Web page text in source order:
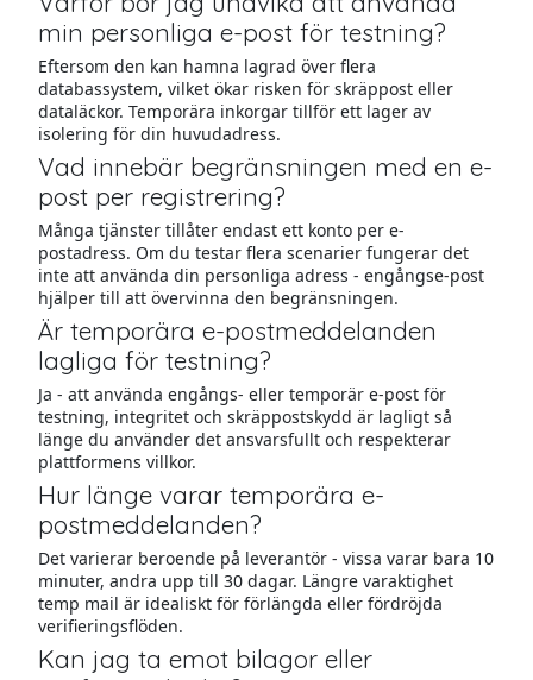
min personliga e-post för testning?
Eftersom den kan hamna lagrad över flera
databassystem, vilket ökar risken för skräppost eller
dataläckor. Temporära inkorgar tillför ett lager av
isolering för din huvudadress.
Vad innebär begränsningen med en e-
post per registrering?
Många tjänster tillåter endast ett konto per e-
postadress. Om du testar flera scenarier fungerar det
inte att använda din personliga adress - engångse-post
hjälper till att övervinna den begränsningen.
Är temporära e-postmeddelanden
lagliga för testning?
Ja - att använda engångs- eller temporär e-post för
testning, integritet och skräppostskydd är lagligt så
länge du använder det ansvarsfullt och respekterar
plattformens villkor.
Hur länge varar temporära e-
postmeddelanden?
Det varierar beroende på leverantör - vissa varar bara 10
minuter, andra upp till 30 dagar. Längre varaktighet
temp mail är idealiskt för förlängda eller fördröjda
verifieringsflöden.
Kan jag ta emot bilagor eller